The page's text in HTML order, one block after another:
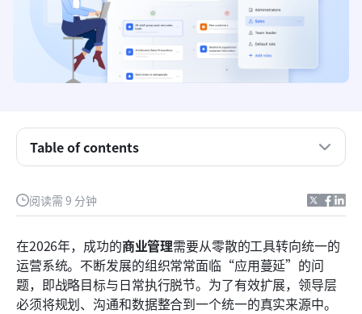
阅读需 9 分钟
在2026年，成功的商业管理需要从零散的工具转向统一的
运营系统。不断发展的组织常常面临“应用蔓延”的问
题，即战略目标与日常执行脱节。为了有效扩展，领导层
必须将规划、沟通和数据整合到一个统一的真实来源中。
Table of contents
商业管理是什么意思？
商业管理的4个核心职能
商业版管理系统与单个工具的差异
企业经理在企业管理中的作用是什么？
现代之选：使用 Lark 构建企业管理系统
企业管理中的常见故障
哪些是最好的企业管理策略？
如何选择合适的企业管理方法
结论